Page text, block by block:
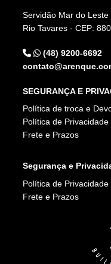
Servidão Mar do Leste
Rio Tavares - CEP:
(48) 9200-6692
SEGURANÇA E
Política de troca e
Política de Privacidade
Frete e Prazos
Segurança e
Política de Privacidade
Frete e Prazos